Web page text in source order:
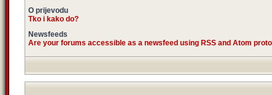
O prijevodu
Tko i kako do?
Newsfeeds
Are your forums accessible as a newsfeed using RSS and Atom